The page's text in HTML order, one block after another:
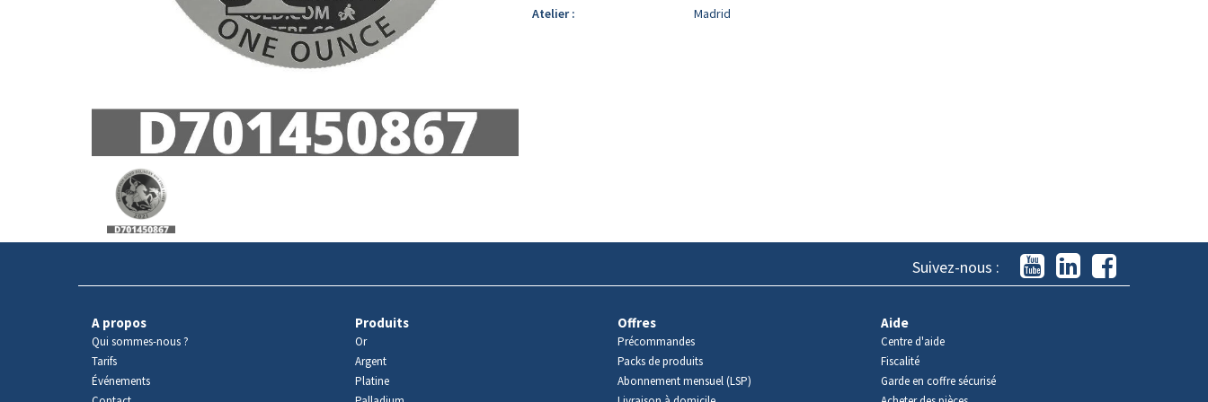
produit
Atelier :
Madrid
Suivez-nous :
A propos
Qui sommes-nous ?
Tarifs
Événements
Produits
Or
Argent
Platine
Offres
Précommandes
Packs de produits
Abonnement mensuel (LSP)
Aide
Centre d'aide
Fiscalité
Garde en coffre sécurisé